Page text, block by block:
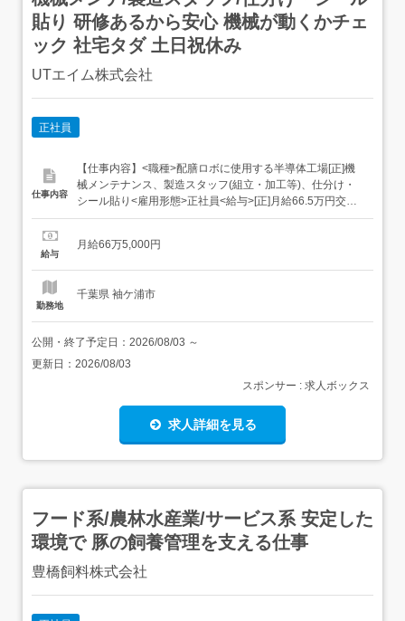
貼り 研修あるから安心 機械が動くかチェ
ック 社宅タダ 土日祝休み
UTエイム株式会社
正社員
仕事内容
【仕事内容】<職種>配膳ロボに使用する半導体工場[正]機
械メンテナンス、製造スタッフ(組立・加工等)、仕分け・
シール貼り<雇用形態>正社員<給与>[正]月給66.5万円交通
費:一部支給 株式付与制度(新制度スタート)「働いた時間
累計に応じてUTグループ株式に交換・一度退職しても、戻
給与
月給66万5,000円
勤務地
千葉県 袖ケ浦市
公開・終了予定日： 2026/08/03 ～
更新日： 2026/08/03
スポンサー : 求人ボックス
求人詳細を見る
フード系/農林水産業/サービス系 安定した
環境で 豚の飼養管理を支える仕事
豊橋飼料株式会社